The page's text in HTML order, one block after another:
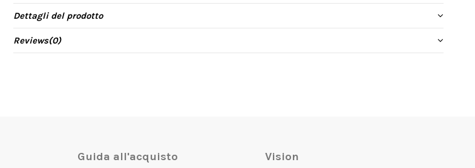
Dettagli del prodotto
Reviews(0)
Guida all'acquisto Vision